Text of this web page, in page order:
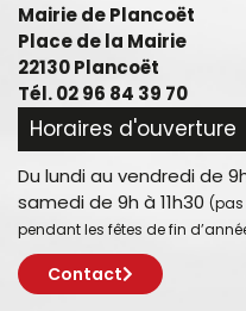
Mairie de Plancoët
Place de la Mairie
22130 Plancoët
Tél. 02 96 84 39 70
Horaires d'ouverture
Du lundi au vendredi de
samedi de 9h à 11h30 (pas
pendant les fêtes de fin
Contact